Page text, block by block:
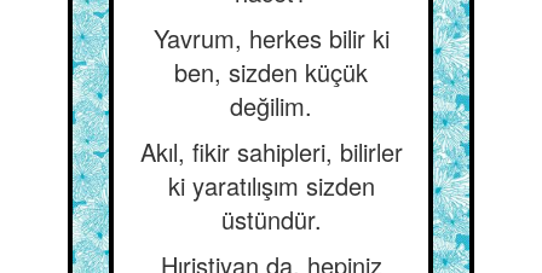
Yavrum, herkes bilir ki
ben, sizden küçük
değilim.
Akıl, fikir sahipleri, bilirler
ki yaratılışım sizden
üstündür.
Hıristiyan da, hepiniz